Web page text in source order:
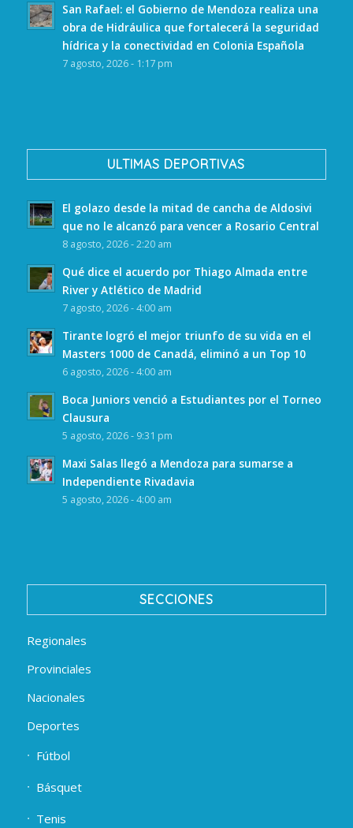
San Rafael: el Gobierno de Mendoza realiza una
obra de Hidráulica que fortalecerá la seguridad
hídrica y la conectividad en Colonia Española
7 agosto, 2026 - 1:17 pm
ULTIMAS DEPORTIVAS
El golazo desde la mitad de cancha de Aldosivi
que no le alcanzó para vencer a Rosario Central
8 agosto, 2026 - 2:20 am
Qué dice el acuerdo por Thiago Almada entre
River y Atlético de Madrid
7 agosto, 2026 - 4:00 am
Tirante logró el mejor triunfo de su vida en el
Masters 1000 de Canadá, eliminó a un Top 10
6 agosto, 2026 - 4:00 am
Boca Juniors venció a Estudiantes por el Torneo
Clausura
5 agosto, 2026 - 9:31 pm
Maxi Salas llegó a Mendoza para sumarse a
Independiente Rivadavia
5 agosto, 2026 - 4:00 am
SECCIONES
Regionales
Provinciales
Nacionales
Deportes
Fútbol
Básquet
Tenis